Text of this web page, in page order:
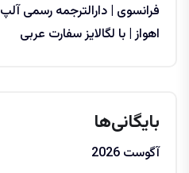
فرانسوی | دارالترجمه رسمی آلپ
اهواز | با لگالایز سفارت عربی
بایگانی‌ها
آگوست 2026